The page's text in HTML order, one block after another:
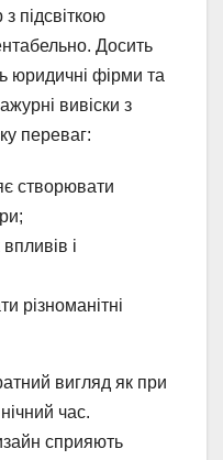
підсвіткою
Досить
юридичні фірми та
вивіски з
переваг:
створювати
впливів і
різноманітні
вигляд як при
час.
сприяють